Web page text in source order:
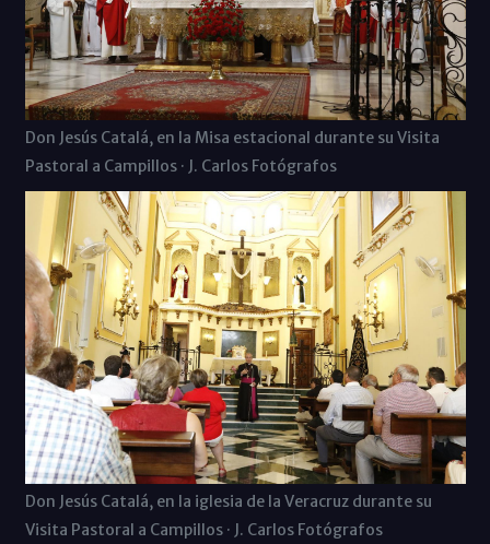
Don Jesús Catalá, en la Misa estacional durante su Visita
Pastoral a Campillos · J. Carlos Fotógrafos
Don Jesús Catalá, en la iglesia de la Veracruz durante su
Visita Pastoral a Campillos · J. Carlos Fotógrafos